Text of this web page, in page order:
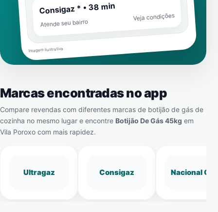
Consigaz * • 38 min
Atende seu bairro
Veja condições
Imagem ilustrativa
Marcas encontradas no app
Compare revendas com diferentes marcas de botijão de gás de
cozinha no mesmo lugar e encontre Botijão De Gás 45kg em
Vila Poroxo com mais rapidez.
Ultragaz Consigaz Nacional Gás